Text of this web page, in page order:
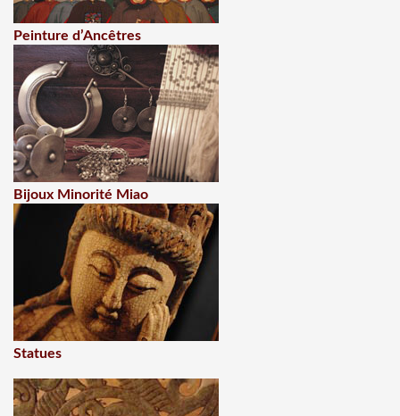
Peinture d’Ancêtres
Bijoux Minorité Miao
Statues